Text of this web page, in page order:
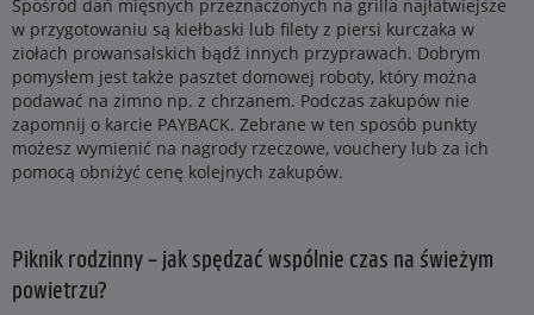
Spośród dań mięsnych przeznaczonych na grilla najłatwiejsze
w przygotowaniu są kiełbaski lub filety z piersi kurczaka w
ziołach prowansalskich bądź innych przyprawach. Dobrym
pomysłem jest także pasztet domowej roboty, który można
podawać na zimno np. z chrzanem. Podczas zakupów nie
zapomnij o karcie PAYBACK. Zebrane w ten sposób punkty
możesz wymienić na nagrody rzeczowe, vouchery lub za ich
pomocą obniżyć cenę kolejnych zakupów.
Piknik rodzinny – jak spędzać wspólnie czas na świeżym
powietrzu?